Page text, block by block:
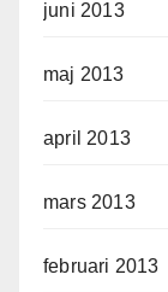
juni 2013
maj 2013
april 2013
mars 2013
februari 2013